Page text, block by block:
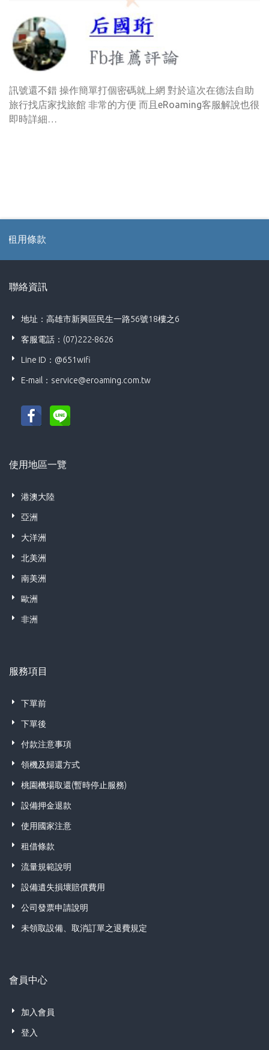
訊號還不錯 操作簡單打個密碼就上網 對於這次在德法自助
旅行找店家找旅館 非常的方便 而且eRoaming客服解說也很
即時詳細…
聯絡資訊
地址：高雄市新興區民生一路56號18樓之6
客服電話：(07)222-8626
Line ID：@651wifi
E-mail： service@eroaming.com.tw
使用地區一覽
港澳大陸
亞洲
大洋洲
北美洲
南美洲
歐洲
非洲
服務項目
下單前
下單後
付款注意事項
領機及歸還方式
桃園機場取還(暫時停止服務)
設備押金退款
使用國家注意
租借條款
流量規範說明
設備遺失損壞賠償費用
公司發票申請說明
未領取設備、取消訂單之退費規定
會員中心
加入會員
登入